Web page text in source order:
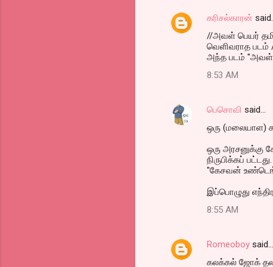
க‌ரிச‌ல்கார‌ன்
//அவள் பெயர்
வெளிவராத படம்
அந்த‌ ப‌ட‌ம் "அவள்
8:53 AM
பெசொவி said…
ஒரு (மலையாள)
ஒரு அரசனுக்கு
நிருபிக்கப்
"கேசவன்
இப்பொழுது
8:55 AM
Romeoboy said…
கலக்கல் ஜோக்